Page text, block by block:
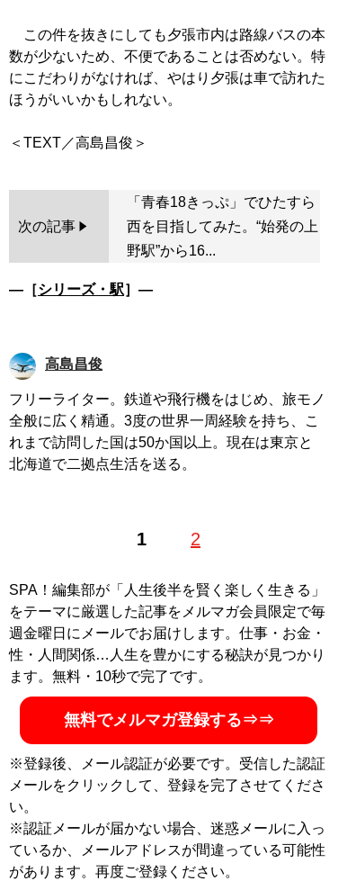
この件を抜きにしても夕張市内は路線バスの本
数が少ないため、不便であることは否めない。特
にこだわりがなければ、やはり夕張は車で訪れた
ほうがいいかもしれない。
次の記事
「青春18きっぷ」でひたすら
西を目指してみた。“始発の上
野駅”から16...
―［シリーズ・駅］―
高島昌俊
フリーライター。鉄道や飛行機をはじめ、旅モノ
全般に広く精通。3度の世界一周経験を持ち、こ
れまで訪問した国は50か国以上。現在は東京と
北海道で二拠点生活を送る。
1 2
SPA！編集部が「人生後半を賢く楽しく生きる」
をテーマに厳選した記事をメルマガ会員限定で毎
週金曜日にメールでお届けします。仕事・お金・
性・人間関係…人生を豊かにする秘訣が見つかり
ます。無料・10秒で完了です。
無料でメルマガ登録する⇒⇒
※登録後、メール認証が必要です。受信した認証
メールをクリックして、登録を完了させてくださ
い。
※認証メールが届かない場合、迷惑メールに入っ
ているか、メールアドレスが間違っている可能性
があります。再度ご登録ください。